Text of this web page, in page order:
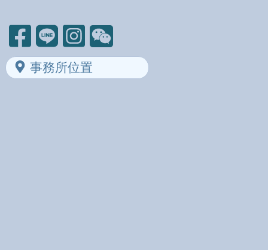
事務所位置